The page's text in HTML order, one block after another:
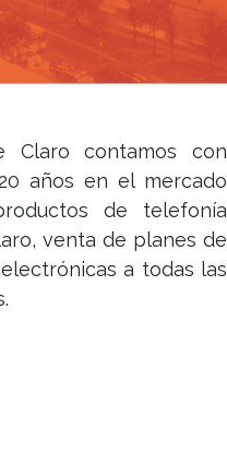
Claro contamos con
años en el mercado
de telefonía
venta de planes de
a todas las